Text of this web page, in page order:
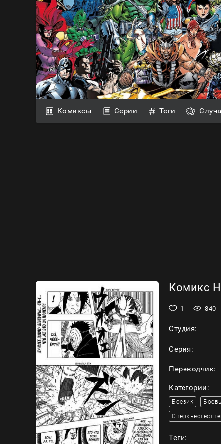
Комиксы Серии Теги
Комикс
1 840
Студия:
Серия:
Переводчик:
Категории:
Боевик
Теги: